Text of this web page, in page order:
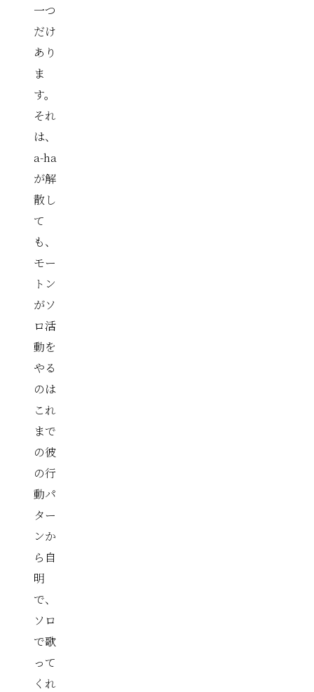
一つ
だけ
あり
ま
す。
それ
は、
a-ha
が解
散し
て
も、
モー
トン
がソ
ロ活
動を
やる
のは
これ
まで
の彼
の行
動パ
ター
ンか
ら自
明
で、
ソロ
で歌
って
くれ